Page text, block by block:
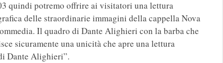
quindi potremo offrire ai visitatori una lettura
delle straordinarie immagini della cappella Nova
Il quadro di Dante Alighieri con la barba che
sicuramente una unicità che apre una lettura
Dante Alighieri”.